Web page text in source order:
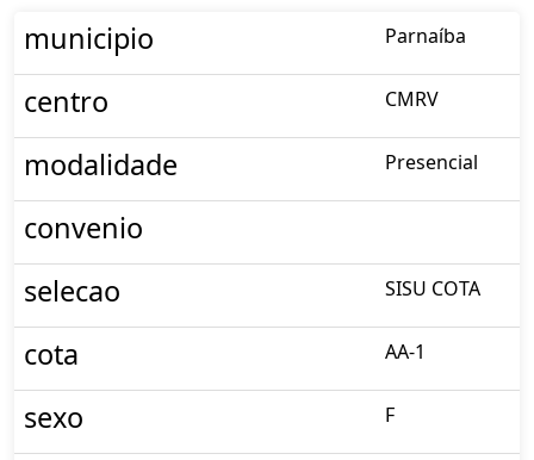
municipio Parnaíba
centro CMRV
modalidade Presencial
convenio
selecao
SISU COTA
cota AA-1
sexo F